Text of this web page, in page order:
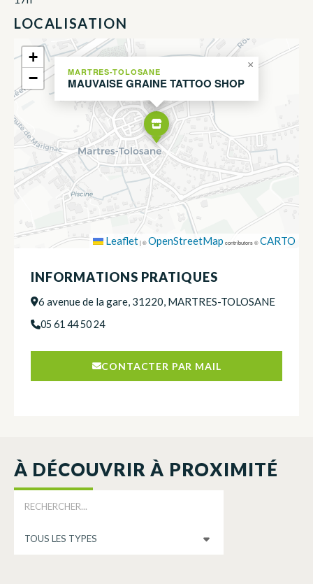
LOCALISATION
MARTRES-TOLOSANE
MAUVAISE GRAINE TATTOO SHOP
×
+
−
Leaflet|©OpenStreetMap contributors ©CARTO
INFORMATIONS PRATIQUES
6 avenue de la gare, 31220, MARTRES-TOLOSANE
05 61 44 50 24
CONTACTER PAR MAIL
À DÉCOUVRIR À PROXIMITÉ